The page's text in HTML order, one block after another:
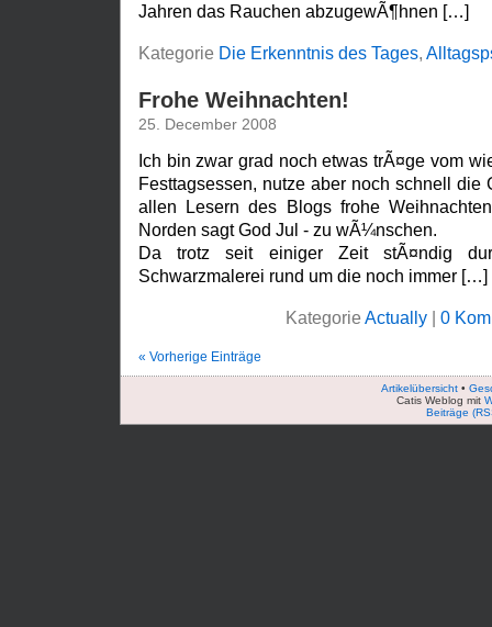
Jahren das Rauchen abzugewÃ¶hnen […]
Kategorie Die Erkenntnis des Tages,
Frohe Weihnachten!
25. December 2008
Ich bin zwar grad noch etwas trÃ¤ge vom
Festtagsessen, nutze aber noch schnell die
allen Lesern des Blogs frohe
Norden sagt God Jul - zu wÃ¼nschen.
Da trotz seit einiger Zeit stÃ¤ndig
Schwarzmalerei rund um die noch immer […]
Kategorie Actually 0
« Vorherige Einträge
Artikelübersicht •
Catis Weblog mit
Beiträge